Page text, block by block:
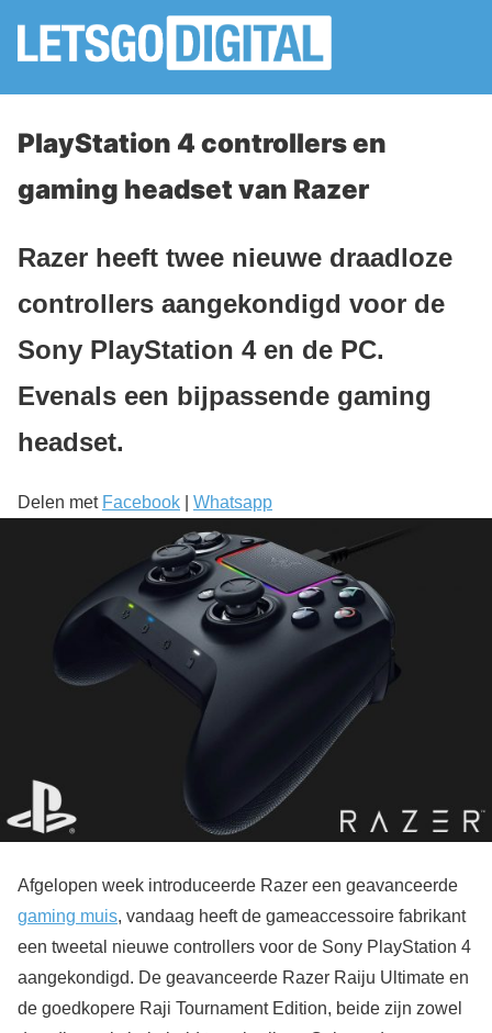
PlayStation 4 controllers en
gaming headset van Razer
Razer heeft twee nieuwe draadloze
controllers aangekondigd voor de
Sony PlayStation 4 en de PC.
Evenals een bijpassende gaming
headset.
Delen met Facebook Whatsapp
Afgelopen week introduceerde Razer een geavanceerde
gaming muis, vandaag heeft de gameaccessoire fabrikant
een tweetal nieuwe controllers voor de Sony PlayStation 4
aangekondigd. De geavanceerde Razer Raiju Ultimate en
de goedkopere Raji Tournament Edition, beide zijn zowel